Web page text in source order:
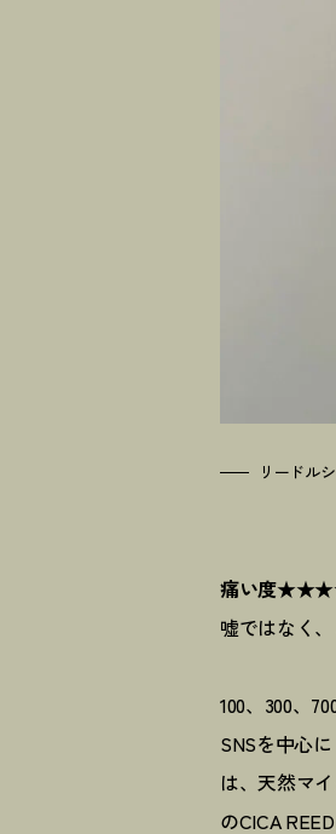
リードル
痛い度
嘘ではなく
100、300、
SNSを中心
は、天然マ
のCICA